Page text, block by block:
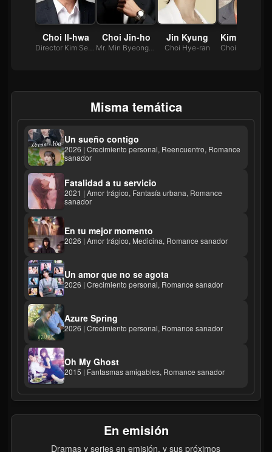
Choi Il-hwa
Director Kim Seong-cheol
Choi Jin-ho
Mr. Min Byeong-uk
Jin Kyung
Choi Hye-ran
Kim Jung-
Choi Nam-
Misma temática
Un sueño contigo
2026 | Crecimiento personal, Reencuentro, Romance
sanador
Fatalidad a tu servicio
2021 | Amor trágico, Fantasía urbana, Romance
sanador
En tu mejor momento
2026 | Amor trágico, Medicina, Romance sanador
Un amor que no se agota
2026 | Crecimiento personal, Romance sanador
Azure Spring
2026 | Crecimiento personal, Romance sanador
Oh My Ghost
2015 | Fantasmas amigables, Romance sanador
En emisión
Dramas y series en emisión, y sus próximos